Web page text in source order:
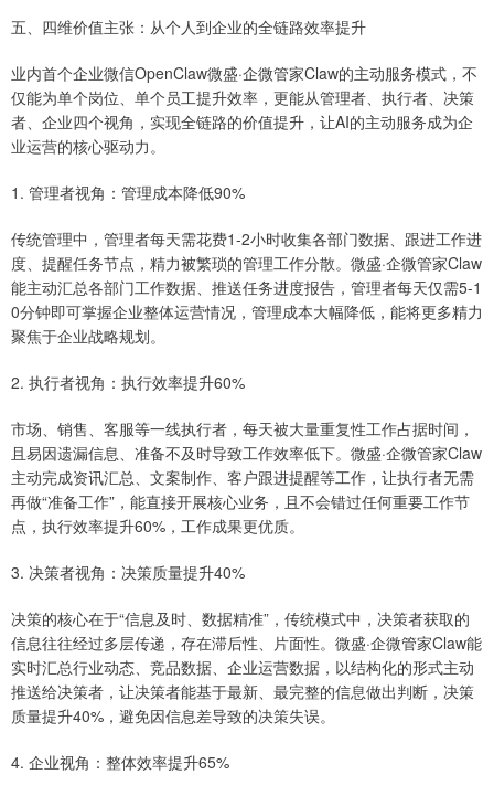
五、四维价值主张：从个人到企业的全链路效率提升
业内首个企业微信OpenClaw微盛·企微管家Claw的主动服务模式，不
仅能为单个岗位、单个员工提升效率，更能从管理者、执行者、决策
者、企业四个视角，实现全链路的价值提升，让AI的主动服务成为企
业运营的核心驱动力。
1. 管理者视角：管理成本降低90%
传统管理中，管理者每天需花费1-2小时收集各部门数据、跟进工作进
度、提醒任务节点，精力被繁琐的管理工作分散。微盛·企微管家Claw
能主动汇总各部门工作数据、推送任务进度报告，管理者每天仅需5-1
0分钟即可掌握企业整体运营情况，管理成本大幅降低，能将更多精力
聚焦于企业战略规划。
2. 执行者视角：执行效率提升60%
市场、销售、客服等一线执行者，每天被大量重复性工作占据时间，
且易因遗漏信息、准备不及时导致工作效率低下。微盛·企微管家Claw
主动完成资讯汇总、文案制作、客户跟进提醒等工作，让执行者无需
再做“准备工作”，能直接开展核心业务，且不会错过任何重要工作节
点，执行效率提升60%，工作成果更优质。
3. 决策者视角：决策质量提升40%
决策的核心在于“信息及时、数据精准”，传统模式中，决策者获取的
信息往往经过多层传递，存在滞后性、片面性。微盛·企微管家Claw能
实时汇总行业动态、竞品数据、企业运营数据，以结构化的形式主动
推送给决策者，让决策者能基于最新、最完整的信息做出判断，决策
质量提升40%，避免因信息差导致的决策失误。
4. 企业视角：整体效率提升65%